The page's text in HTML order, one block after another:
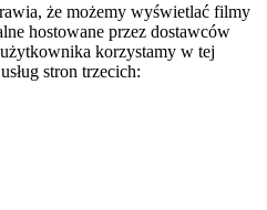
że możemy wyświetlać filmy
hostowane przez dostawców
korzystamy w tej
stron trzecich: